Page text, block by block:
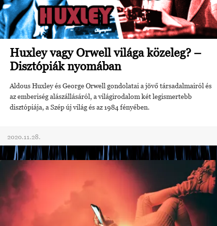
Huxley vagy Orwell világa közeleg? –
Disztópiák nyomában
Aldous Huxley és George Orwell gondolatai a jövő társadalmairól és
az emberiség alászállásáról, a világirodalom két legismertebb
disztópiája, a Szép új világ és az 1984 fényében.
2020.11.28.